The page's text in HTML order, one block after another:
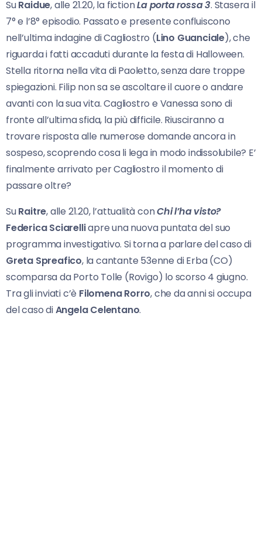
SuRaidue, alle 21.20, la fictionLa porta rossa 3. Stasera il
7° e l’8° episodio. Passato e presente confluiscono
nell’ultima indagine di Cagliostro (Lino Guanciale), che
riguarda i fatti accaduti durante la festa di Halloween.
Stella ritorna nella vita di Paoletto, senza dare troppe
spiegazioni. Filip non sa se ascoltare il cuore o andare
avanti con la sua vita. Cagliostro e Vanessa sono di
fronte all’ultima sfida, la più difficile. Riusciranno a
trovare risposta alle numerose domande ancora in
sospeso, scoprendo cosa li lega in modo indissolubile? E’
finalmente arrivato per Cagliostro il momento di
passare oltre?
SuRaitre, alle 21.20, l’attualità conChi l’ha visto?
Federica Sciarelliapre una nuova puntata del suo
programma investigativo. Si torna a parlare del caso di
Greta Spreafico, la cantante 53enne di Erba (CO)
scomparsa da Porto Tolle (Rovigo) lo scorso 4 giugno.
Tra gli inviati c’è Filomena Rorro, che da anni si occupa
del caso diAngela Celentano.